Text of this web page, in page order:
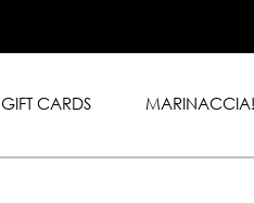
GIFT CARDS MARINACCIA!